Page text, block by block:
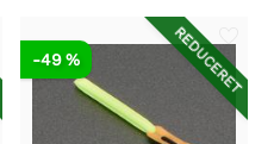
REDUCERET
-49 %